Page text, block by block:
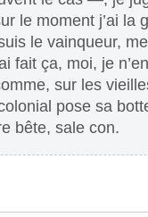
le moment j’ai la
le vainqueur,
fait ça, moi, je
sur les
pose sa
bête, sale con.